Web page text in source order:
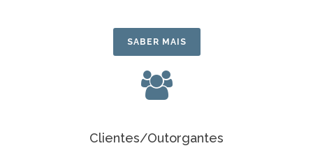
SABER MAIS
Clientes/Outorgantes